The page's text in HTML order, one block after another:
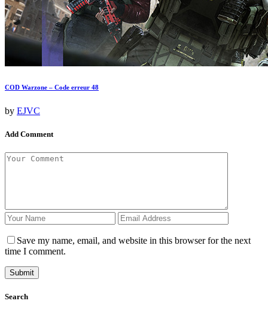
COD Warzone – Code erreur 48
by EJVC
Add Comment
Save my name, email, and website in this browser for the next
time I comment.
Search